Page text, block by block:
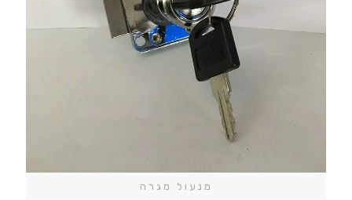
מנעול מגרה